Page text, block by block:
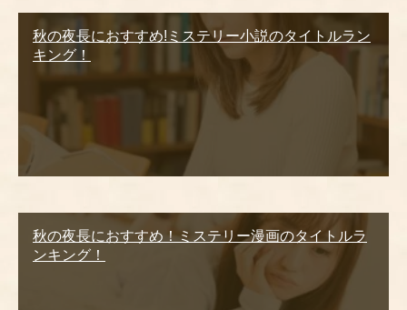
秋の夜長におすすめ!ミステリー小説のタイトルラン
キング！
秋の夜長におすすめ！ミステリー漫画のタイトルラ
ンキング！